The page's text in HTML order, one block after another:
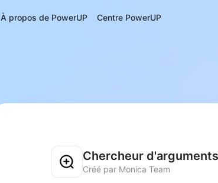
À propos de PowerUP Centre PowerUP
Créé par Monica Team